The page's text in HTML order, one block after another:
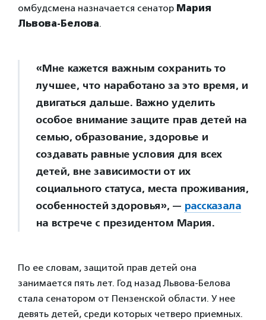
омбудсмена назначается сенатор Мария
Львова-Белова.
«Мне кажется важным сохранить то
лучшее, что наработано за это время, и
двигаться дальше. Важно уделить
особое внимание защите прав детей на
семью, образование, здоровье и
создавать равные условия для всех
детей, вне зависимости от их
социального статуса, места проживания,
особенностей здоровья», — рассказала
на встрече с президентом Мария.
По ее словам, защитой прав детей она
занимается пять лет. Год назад Львова-Белова
стала сенатором от Пензенской области. У нее
девять детей, среди которых четверо приемных.